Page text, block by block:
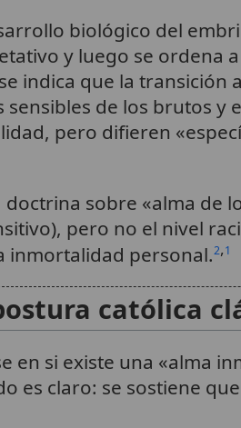
biológico del
y luego se ordena
indica que la transición
de los brutos y
pero difieren
sobre «alma de
pero no el nivel
inmortalidad personal.2,1
católica
si existe una «alma
es claro: se sostiene que